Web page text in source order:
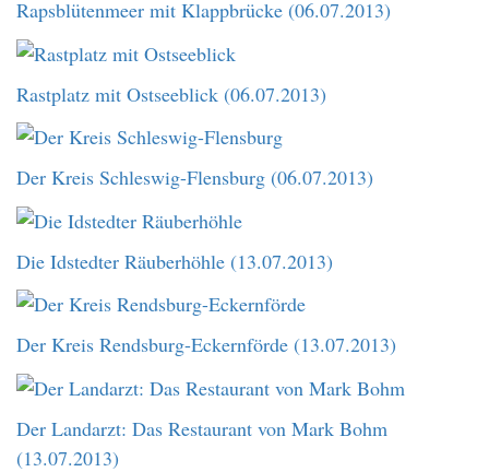
Rapsblütenmeer mit Klappbrücke (06.07.2013)
Rastplatz mit Ostseeblick (06.07.2013)
Der Kreis Schleswig-Flensburg (06.07.2013)
Die Idstedter Räuberhöhle (13.07.2013)
Der Kreis Rendsburg-Eckernförde (13.07.2013)
Der Landarzt: Das Restaurant von Mark Bohm
(13.07.2013)